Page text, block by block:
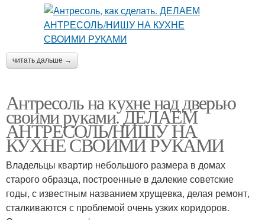
читать дальше →
Антресоль на кухне над дверью
своими руками. ДЕЛАЕМ
АНТРЕСОЛЬ/НИШУ НА
КУХНЕ СВОИМИ РУКАМИ
Владельцы квартир небольшого размера в домах
старого образца, построенные в далекие советские
годы, с известным названием хрущевка, делая ремонт,
сталкиваются с проблемой очень узких коридоров.